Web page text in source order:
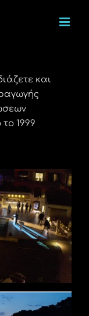
και
1999